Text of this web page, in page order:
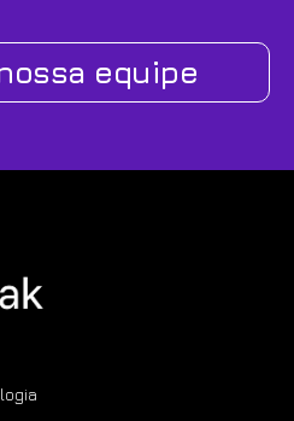
equipe